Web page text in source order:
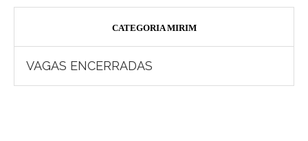
CATEGORIA MIRIM
VAGAS ENCERRADAS